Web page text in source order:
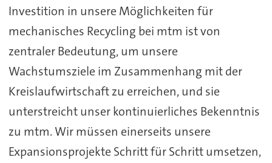
Investition in unsere Möglichkeiten für
mechanisches Recycling bei mtm ist von
zentraler Bedeutung, um unsere
Wachstumsziele im Zusammenhang mit der
Kreislaufwirtschaft zu erreichen, und sie
unterstreicht unser kontinuierliches Bekenntnis
zu mtm. Wir müssen einerseits unsere
Expansionsprojekte Schritt für Schritt umsetzen,